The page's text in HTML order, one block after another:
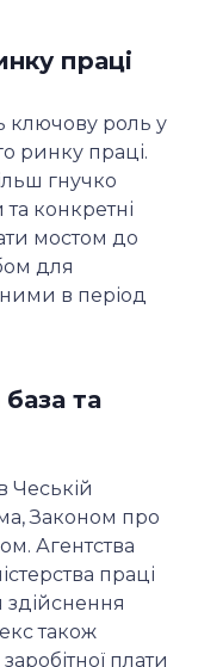
праці
ключову роль у
ринку праці.
гнучко
конкретні
мостом до
для
в період
та
Чеській
Законом про
Агентства
праці
здійснення
також
плати